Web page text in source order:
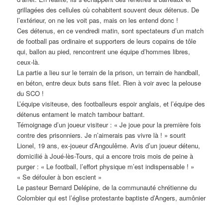
grillagées des cellules où cohabitent souvent deux détenus. De
l’extérieur, on ne les voit pas, mais on les entend donc !
Ces détenus, en ce vendredi matin, sont spectateurs d’un match
de football pas ordinaire et supporters de leurs copains de tôle
qui, ballon au pied, rencontrent une équipe d’hommes libres,
ceux-là.
La partie a lieu sur le terrain de la prison, un terrain de handball,
en béton, entre deux buts sans filet. Rien à voir avec la pelouse
du SCO !
L’équipe visiteuse, des footballeurs espoir anglais, et l’équipe des
détenus entament le match tambour battant.
Témoignage d’un joueur visiteur : « Je joue pour la première fois
contre des prisonniers. Je n’aimerais pas vivre là ! » sourit
Lionel, 19 ans, ex-joueur d’Angoulême. Avis d’un joueur détenu,
domicilié à Joué-lès-Tours, qui a encore trois mois de peine à
purger : « Le football, l’effort physique m’est indispensable ! »
« Se défouler à bon escient »
Le pasteur Bernard Delépine, de la communauté chrétienne du
Colombier qui est l’église protestante baptiste d’Angers, aumônier